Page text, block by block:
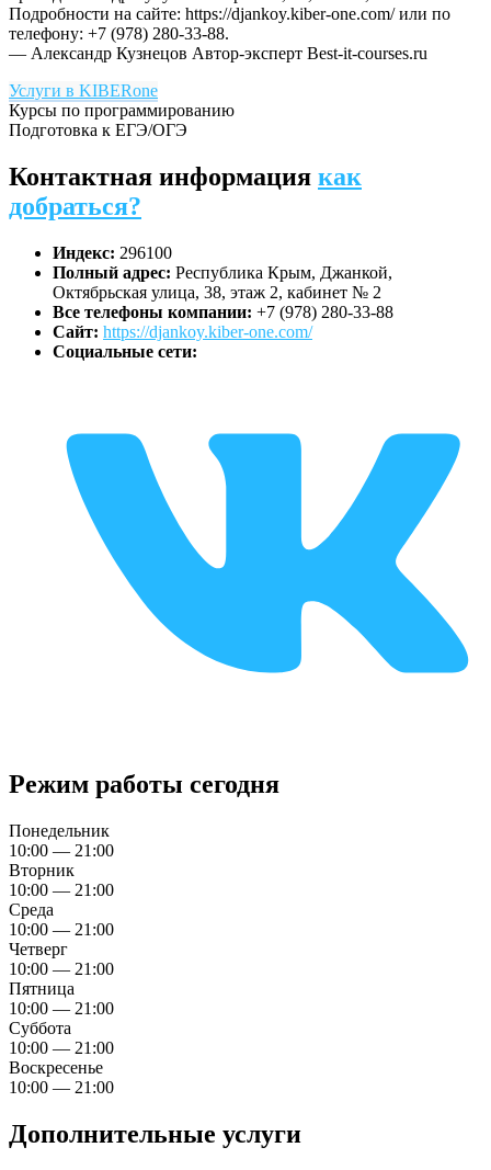
Подробности на сайте: https://djankoy.kiber-one.com/ или по
телефону: +7 (978) 280-33-88.
— Александр Кузнецов Автор-эксперт Best-it-courses.ru
Услуги в KIBERone
Курсы по программированию
Подготовка к ЕГЭ/ОГЭ
Контактная информация как
добраться?
Индекс: 296100
Полный адрес: Республика Крым, Джанкой,
Октябрьская улица, 38, этаж 2, кабинет № 2
Все телефоны компании: +7 (978) 280-33-88
Сайт: https://djankoy.kiber-one.com/
Социальные сети:
Режим работы сегодня
Понедельник
10:00 — 21:00
Вторник
10:00 — 21:00
Среда
10:00 — 21:00
Четверг
10:00 — 21:00
Пятница
10:00 — 21:00
Суббота
10:00 — 21:00
Воскресенье
10:00 — 21:00
Дополнительные услуги